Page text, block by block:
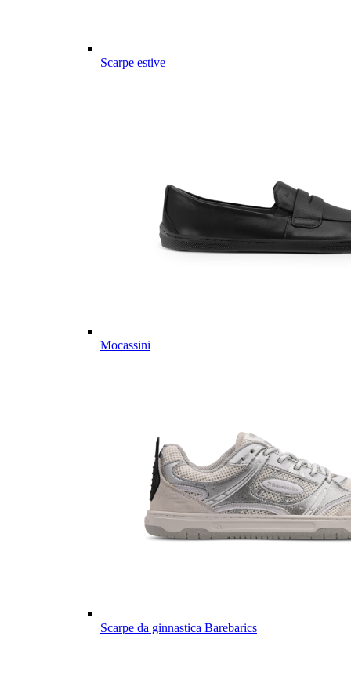
Scarpe estive
Mocassini
Scarpe da ginnastica Barebarics